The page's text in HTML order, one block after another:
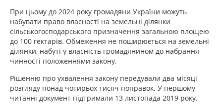
При цьому до 2024 року громадяни України можуть
набувати право власності на земельні ділянки
сільськогосподарського призначення загальною площею
до 100 гектарів. Обмеження не поширюється на земельні
ділянки, набуті у власність громадянином до набрання
чинності положеннями закону.
Рішенню про ухвалення закону передували два місяці
розгляду понад чотирьох тисяч поправок. У першому
читанні документ підтримали 13 листопада 2019 року.